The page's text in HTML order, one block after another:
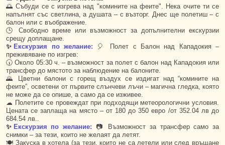
🌅 Събуди се с изгрева над "комините на феите". Нека очите ти се
напълнят със светлина, а душата – с възторг. Днес ще полетиш – с
балон или с въображение.
🕒 Свободно време или възможност за допълнителни екскурзии
срещу доплащане.
✨ Екскурзия по желание:
🎈 Полет с Балон над Кападокия –
преживяване по изгрев:
🕠 Около 05:30 ч. – възможност за полет с балон над Кападокия или
трансфер до мястото за наблюдение на балоните.
🌄 Цветни балони с горещ въздух се издигат над “комините на
феите”, осветени от първите слънчеви лъчи – магична гледка, която
не може да се опише, а само да се изживее.
☁ Полетите се провеждат при подходящи метеорологични условия.
Цената се заплаща на място – от 180 до 350 евро /от 352.04 лв до
684.54 лв..
✨ Екскурзия по желание: 📷 Възможност за трансфер само за
снимки – за тези, които не желаят да летят.
🍽 Закуска в хотела (за тези, които не са летели или след връщане